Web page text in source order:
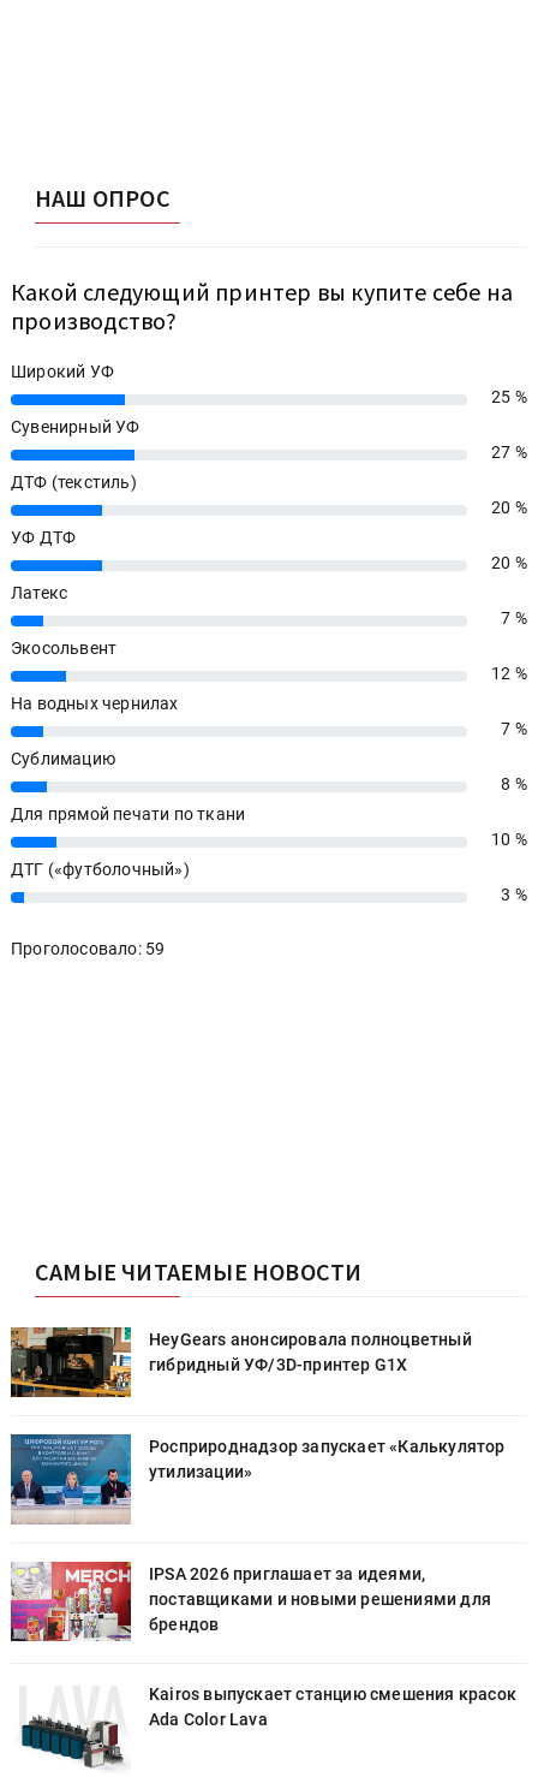
НАШ ОПРОС
Какой следующий принтер вы купите себе на
производство?
Широкий УФ
25%
25 %
Сувенирный УФ
27%
27 %
ДТФ (текстиль)
20%
20 %
УФ ДТФ
20%
20 %
Латекс
7%
7 %
Экосольвент
12%
12 %
На водных чернилах
7%
7 %
Сублимацию
8%
8 %
Для прямой печати по ткани
10%
10 %
ДТГ («футболочный»)
3% 3 %
Проголосовало: 59
САМЫЕ ЧИТАЕМЫЕ НОВОСТИ
HeyGears анонсировала полноцветный
гибридный УФ/3D-принтер G1X
Росприроднадзор запускает «Калькулятор
утилизации»
IPSA 2026 приглашает за идеями,
поставщиками и новыми решениями для
брендов
Kairos выпускает станцию смешения красок
Ada Color Lava